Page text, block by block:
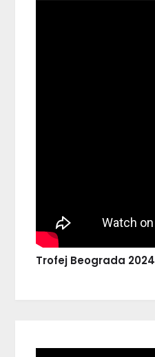
Trofej Beograda 2024